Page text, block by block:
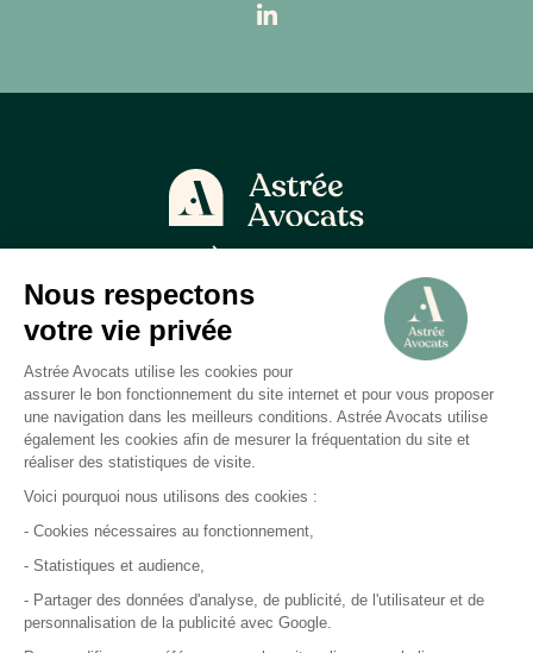
Astrée Avocats
Qui sommes-nous ?
Astrée Faculté
Astrée Nexus
Recrutement
Actualités
Contact
Nos domaines
Banque
Finance